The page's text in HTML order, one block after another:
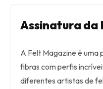
Assinatura da
A Felt Magazine é uma
fibras com perfis
diferentes artistas de